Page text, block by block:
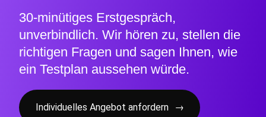
30-minütiges Erstgespräch,
unverbindlich. Wir hören zu, stellen die
richtigen Fragen und sagen Ihnen, wie
ein Testplan aussehen würde.
Individuelles Angebot anfordern →